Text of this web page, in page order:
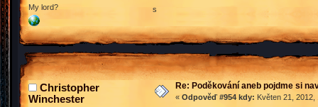
My lord?
s
Christopher
Winchester
Re: Poděkování aneb pojdme si
« Odpověď #954 kdy: Květen 21, 2012,